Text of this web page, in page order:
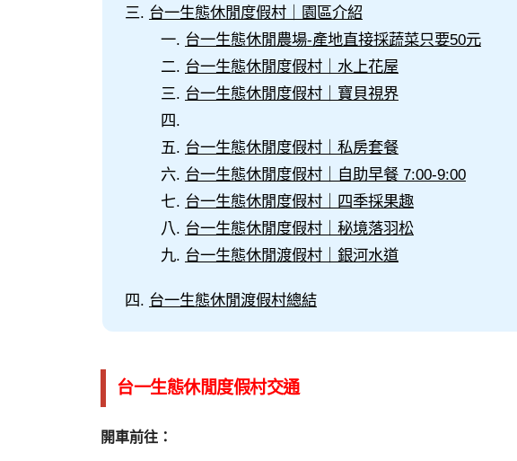
台一生態休閒度假村｜園區介紹
台一生態休閒農場-產地直接採蔬菜只要50元
台一生態休閒度假村｜水上花屋
台一生態休閒度假村｜寶貝視界
台一生態休閒度假村｜私房套餐
台一生態休閒度假村｜自助早餐 7:00-9:00
台一生態休閒度假村｜四季採果趣
台一生態休閒度假村｜秘境落羽松
台一生態休閒渡假村｜銀河水道
台一生態休閒渡假村總結
台一生態休閒度假村交通
開車前往：